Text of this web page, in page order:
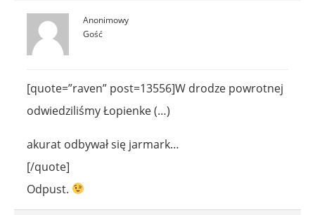
Anonimowy
Gość
[quote=”raven” post=13556]W drodze powrotnej
odwiedziliśmy Łopienke (…)
akurat odbywał się jarmark…
[/quote]
Odpust.